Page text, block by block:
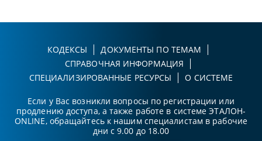
КОДЕКСЫ
ДОКУМЕНТЫ ПО ТЕМАМ
СПРАВОЧНАЯ ИНФОРМАЦИЯ
СПЕЦИАЛИЗИРОВАННЫЕ РЕСУРСЫ
О СИСТЕМЕ
Если у Вас возникли вопросы по регистрации или
продлению доступа, а также работе в системе ЭТАЛОН-
ONLINE, обращайтесь к нашим специалистам в рабочие
дни с 9.00 до 18.00